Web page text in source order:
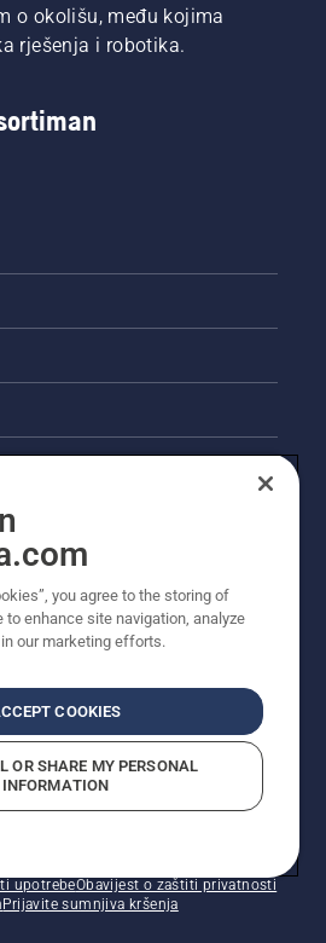
o okolišu, među kojima
rješenja i robotika.
o proizvodu
Husqvarna
upotrebeObavijest o zaštiti privatnosti
Prijavite sumnjiva kršenja
you agree to the storing of
to enhance site navigation, analyze
our marketing efforts.
COOKIES
OR SHARE MY PERSONAL
INFORMATION